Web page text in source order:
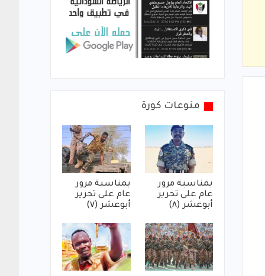
منوعات كورة
بمناسبة مرور
عام على تحرير
أبوعشر (٨)
بمناسبة مرور
عام على تحرير
أبوعشر (٧)